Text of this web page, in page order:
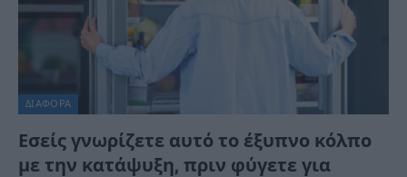
ΔΙΆΦΟΡΑ
Εσείς γνωρίζετε αυτό το έξυπνο κόλπο
με την κατάψυξη, πριν φύγετε για